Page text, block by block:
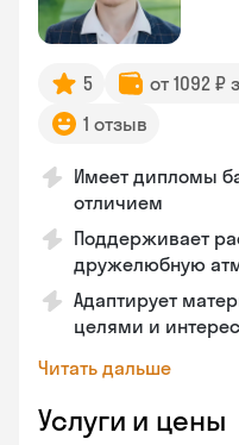
5 от 1092 ₽
1 отзыв
Имеет дипломы
отличием
Поддерживает
дружелюбную
Адаптирует
целями и
Читать дальше
Услуги и цены